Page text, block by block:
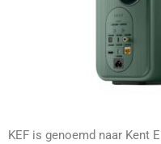
KEF is genoemd naar Kent